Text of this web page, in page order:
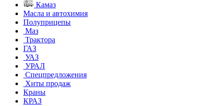
Камаз
Масла и автохимия
Полуприцепы
Маз
Трактора
ГАЗ
УАЗ
УРАЛ
Спецпредложения
Хиты продаж
Краны
КРАЗ